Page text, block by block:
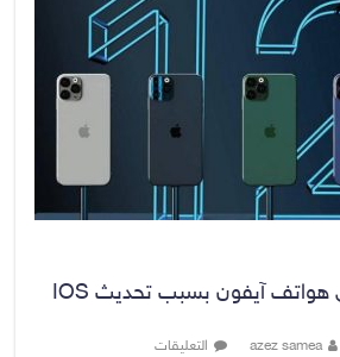
القضاء الأعلى: القبض على عدد من
موظفي بلدية الناصرية ومعقبين
ضبطت بحوزتهم مستندات وأختام
مزورة
مشكلات خطيرة فى هواتف آيفون بسبب تحديث IOS
azez samea التعليقات